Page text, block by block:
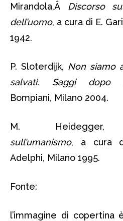
Mirandola,Â Discorso
dell’uomo, a cura di E.
1942.
P. Sloterdijk, Non siamo
salvati. Saggi dopo
Bompiani, Milano 2004.
M.
sull’umanismo, a cura
Adelphi, Milano 1995.
Fonte:
l’immagine di copertina